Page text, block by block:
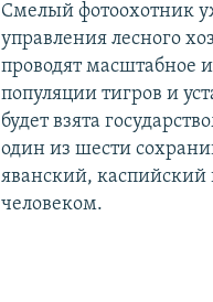
Смелый фотоохотник
управления лесного
проводят масштабное
популяции тигров и
будет взята
один из шести
яванский,
человеком.